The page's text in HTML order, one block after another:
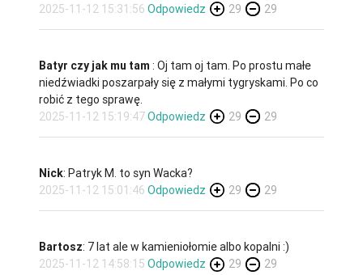
2025-11-12 15:31:56 Odpowiedz 29 29
Batyr czy jak mu tam: Oj tam oj tam. Po prostu małe
niedźwiadki poszarpały się z małymi tygryskami. Po co
robić z tego sprawę.
2025-11-12 15:19:47Odpowiedz 29 29
Nick: Patryk M. to syn Wacka?
2025-11-12 15:01:46 Odpowiedz 29 29
Bartosz: 7 lat ale w kamieniołomie albo kopalni :)
2025-11-12 14:58:15 Odpowiedz 29 29